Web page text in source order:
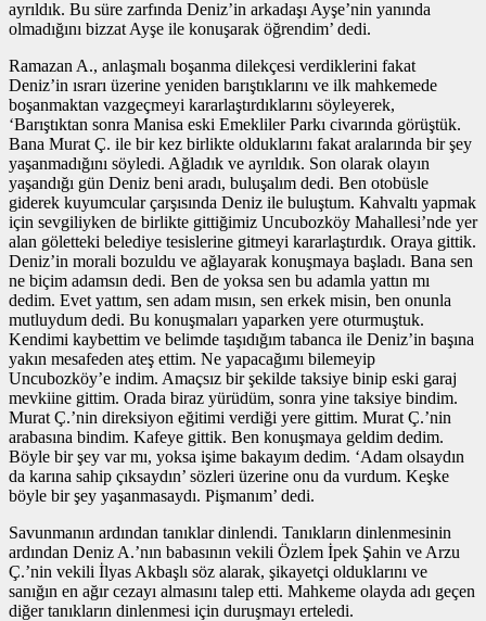
ayrıldık. Bu süre zarfında Deniz’in arkadaşı Ayşe’nin yanında
olmadığını bizzat Ayşe ile konuşarak öğrendim’ dedi.
Ramazan A., anlaşmalı boşanma dilekçesi verdiklerini fakat
Deniz’in ısrarı üzerine yeniden barıştıklarını ve ilk mahkemede
boşanmaktan vazgeçmeyi kararlaştırdıklarını söyleyerek,
‘Barıştıktan sonra Manisa eski Emekliler Parkı civarında görüştük.
Bana Murat Ç. ile bir kez birlikte olduklarını fakat aralarında bir şey
yaşanmadığını söyledi. Ağladık ve ayrıldık. Son olarak olayın
yaşandığı gün Deniz beni aradı, buluşalım dedi. Ben otobüsle
giderek kuyumcular çarşısında Deniz ile buluştum. Kahvaltı yapmak
için sevgiliyken de birlikte gittiğimiz Uncubozköy Mahallesi’nde yer
alan göletteki belediye tesislerine gitmeyi kararlaştırdık. Oraya gittik.
Deniz’in morali bozuldu ve ağlayarak konuşmaya başladı. Bana sen
ne biçim adamsın dedi. Ben de yoksa sen bu adamla yattın mı
dedim. Evet yattım, sen adam mısın, sen erkek misin, ben onunla
mutluydum dedi. Bu konuşmaları yaparken yere oturmuştuk.
Kendimi kaybettim ve belimde taşıdığım tabanca ile Deniz’in başına
yakın mesafeden ateş ettim. Ne yapacağımı bilemeyip
Uncubozköy’e indim. Amaçsız bir şekilde taksiye binip eski garaj
mevkiine gittim. Orada biraz yürüdüm, sonra yine taksiye bindim.
Murat Ç.’nin direksiyon eğitimi verdiği yere gittim. Murat Ç.’nin
arabasına bindim. Kafeye gittik. Ben konuşmaya geldim dedim.
Böyle bir şey var mı, yoksa işime bakayım dedim. ‘Adam olsaydın
da karına sahip çıksaydın’ sözleri üzerine onu da vurdum. Keşke
böyle bir şey yaşanmasaydı. Pişmanım’ dedi.
Savunmanın ardından tanıklar dinlendi. Tanıkların dinlenmesinin
ardından Deniz A.’nın babasının vekili Özlem İpek Şahin ve Arzu
Ç.’nin vekili İlyas Akbaşlı söz alarak, şikayetçi olduklarını ve
sanığın en ağır cezayı almasını talep etti. Mahkeme olayda adı geçen
diğer tanıkların dinlenmesi için duruşmayı erteledi.